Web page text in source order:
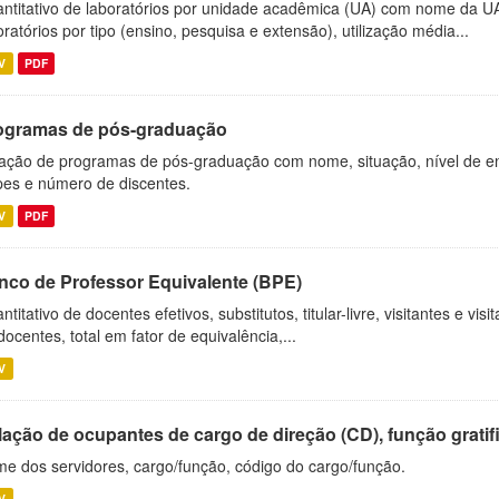
de laboratórios por unidade acadêmica (UA) com nome da
por tipo (ensino, pesquisa e extensão), utilização média...
PDF
de pós-graduação
de programas de pós-graduação com nome, situação, nível de
e número de discentes.
PDF
de Professor Equivalente (BPE)
de docentes efetivos, substitutos, titular-livre, visitantes e
total em fator de equivalência,...
de ocupantes de cargo de direção (CD), função
dos servidores, cargo/função, código do cargo/função.